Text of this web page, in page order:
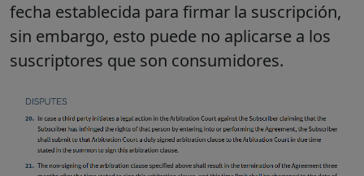
fecha establecida para firmar la suscripción,
sin embargo, esto puede no aplicarse a los
suscriptores que son consumidores.